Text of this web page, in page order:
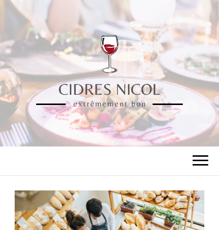
CIDRES NICOL